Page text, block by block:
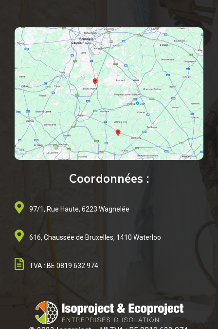
Coordonnées :
97/1, Rue Haute, 6223 Wagnelée
616, Chaussée de Bruxelles, 1410 Waterloo
TVA : BE 0819 632 974